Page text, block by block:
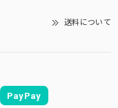
送料について
PayPay